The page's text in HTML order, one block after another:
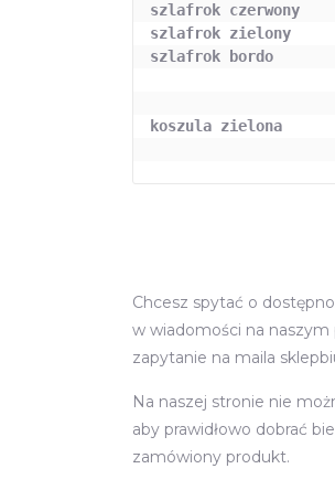
szlafrok
szlafrok zielony
szlafrok bordo
koszula zielona
Chcesz spytać o
w wiadomości na naszym
zapytanie na maila
Na naszej stronie nie
aby prawidłowo dobrać
zamówiony produkt.